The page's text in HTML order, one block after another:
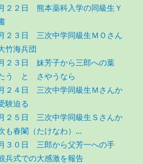
２２日 熊本薬科入学の同級生Ｙ
２３日 三次中学同級生ＭＯさん
竹海兵団
２３日 妹芳子から三郎への葉
と さやうなら
２４日 三次中学同級生Ｍさんか
験迫る
２５日 三次中学同級生Ｓさんか
も春闌（たけなわ）…
３０日 三郎から父芳一への手
式での大感激を報告